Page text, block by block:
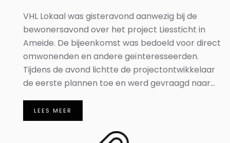
VHL Lokaal was gisteravond aanwezig bij de
bewonersavond over het project Liessticht in
Ameide. De bijeenkomst was bedoeld voor direct
omwonenden en andere geïnteresseerden.
Tijdens de avond lichtte de projectontwikkelaar
de eerste plannen toe en werd gevraagd naar...
LEES MEER